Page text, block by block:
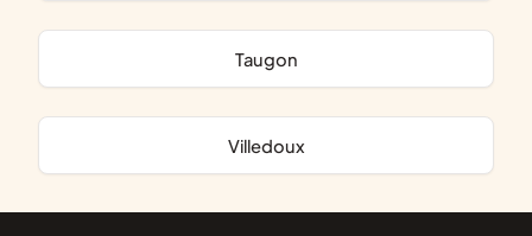
Taugon
Villedoux